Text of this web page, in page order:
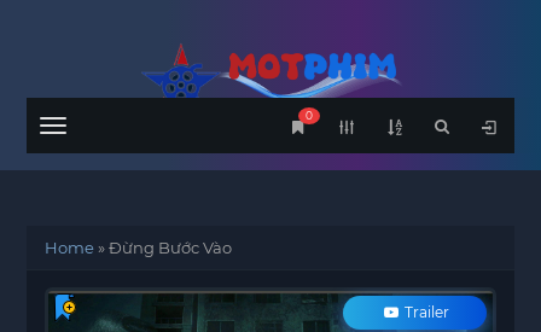
Menu
0
Home»Đừng Bước Vào
Trailer